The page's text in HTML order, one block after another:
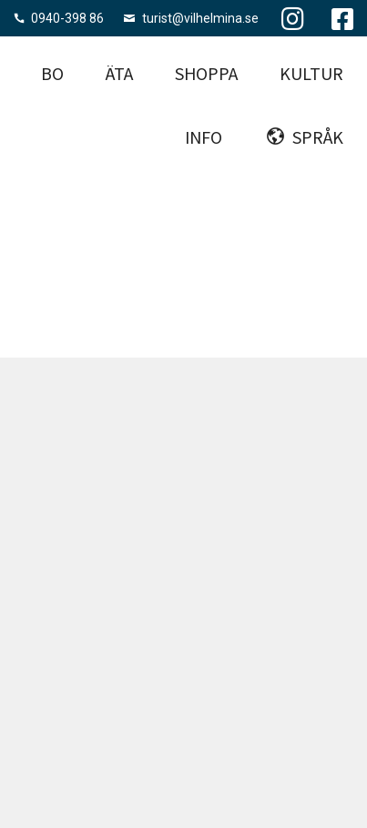
0940-398 86 turist@vilhelmina.se
BO ÄTA SHOPPA KULTUR
INFO SPRÅK